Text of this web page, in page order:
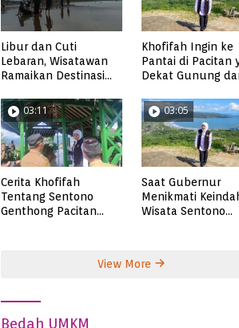
Libur dan Cuti
Lebaran, Wisatawan
Ramaikan Destinasi
Khofifah Ingin ke
Pantai di Pacitan
Dekat Gunung
Pangasan?
03:11
Cerita Khofifah
Tentang Sentono
Genthong Pacitan
03:05
Saat Gubernur
Menikmati
Wisata Sentono
View More
Bedah UMKM